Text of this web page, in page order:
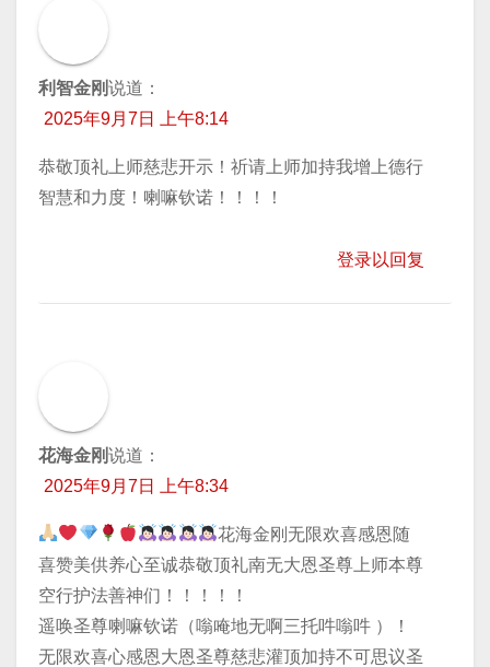
利智金刚说道：
2025年9月7日 上午8:14
恭敬顶礼上师慈悲开示！祈请上师加持我增上德行
智慧和力度！喇嘛钦诺！！！！
登录以回复
花海金刚说道：
2025年9月7日 上午8:34
花海金刚无限欢喜感恩随
喜赞美供养心至诚恭敬顶礼南无大恩圣尊上师本尊
空行护法善神们！！！！！
遥唤圣尊喇嘛钦诺（嗡唵地无啊三托吽嗡吽 ）！
无限欢喜心感恩大恩圣尊慈悲灌顶加持不可思议圣